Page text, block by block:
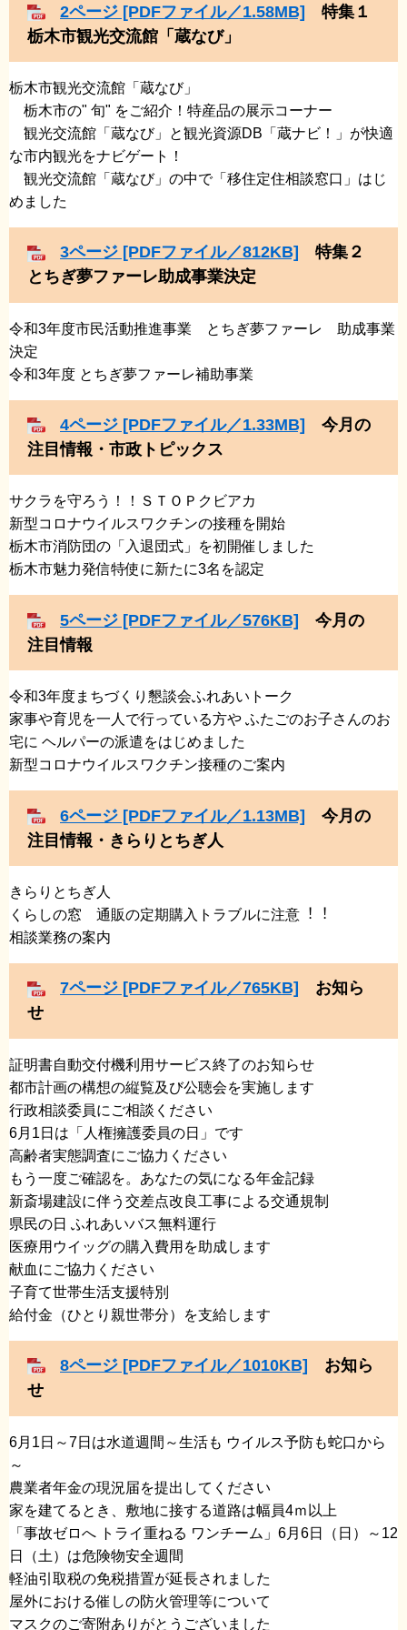
2ページ [PDFファイル／1.58MB] 特集１
栃木市観光交流館「蔵なび」
栃木市観光交流館「蔵なび」
​ 栃木市の" 旬" をご紹介！特産品の展示コーナー
​ 観光交流館「蔵なび」と観光資源DB「蔵ナビ！」が快適
な市内観光をナビゲート！
​ 観光交流館「蔵なび」の中で「移住定住相談窓口」はじ
めました
3ページ [PDFファイル／812KB]
特集２
とちぎ夢ファーレ助成事業決定
令和3年度市民活動推進事業 とちぎ夢ファーレ 助成事業
決定
​令和3年度 とちぎ夢ファーレ補助事業
4ページ [PDFファイル／1.33MB]
今月の
注目情報・市政トピックス
サクラを守ろう！！ＳＴＯＰクビアカ
​新型コロナウイルスワクチンの接種を開始
​栃木市消防団の「入退団式」を初開催しました
​栃木市魅力発信特使に新たに3名を認定
5ページ [PDFファイル／576KB] 今月の
注目情報
令和3年度まちづくり懇談会ふれあいトーク
​家事や育児を一人で行っている方や ふたごのお子さんのお
宅に ヘルパーの派遣をはじめました
​新型コロナウイルスワクチン接種のご案内
6ページ [PDFファイル／1.13MB] 今月の
注目情報・きらりとちぎ人
きらりとちぎ人
くらしの窓 通販の定期購入トラブルに注意︕︕
​相談業務の案内
7ページ [PDFファイル／765KB]
お知ら
せ
証明書自動交付機利用サービス終了のお知らせ
​都市計画の構想の縦覧及び公聴会を実施します
​行政相談委員にご相談ください
​6月1日は「人権擁護委員の日」です
​高齢者実態調査にご協力ください
​もう一度ご確認を。あなたの気になる年金記録
​新斎場建設に伴う交差点改良工事による交通規制
​県民の日 ふれあいバス無料運行
​医療用ウイッグの購入費用を助成します
​献血にご協力ください
​子育て世帯生活支援特別
給付金（ひとり親世帯分）を支給します
8ページ [PDFファイル／1010KB]
お知ら
せ
6月1日～7日は水道週間～生活も ウイルス予防も蛇口から
～
​農業者年金の現況届を提出してください
​家を建てるとき、敷地に接する道路は幅員4ｍ以上
​「事故ゼロへ トライ重ねる ワンチーム」6月6日（日）～12
日（土）は危険物安全週間
​軽油引取税の免税措置が延長されました
​屋外における催しの防火管理等について
​マスクのご寄附ありがとうございました